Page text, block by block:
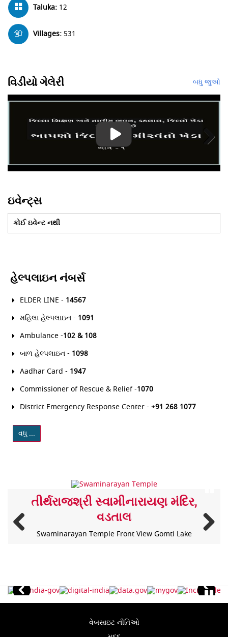
Taluka: 12
Villages: 531
વિડીયો ગેલેરી બધુ જુઓ
ઇવેન્ટ્સ
કોઈ ઇવેન્ટ નથી
હેલ્પલાઇન નંબર્સ
ELDER LINE - 14567
મહિલા હેલ્પલાઇન - 1091
Ambulance -102 & 108
બાળ હેલ્પલાઇન - 1098
Aadhar Card - 1947
Commissioner of Rescue & Relief -1070
District Emergency Response Center - +91 268 1077
વધુ ...
તીર્થરાજશ્રી સ્‍વામીનારાયણ મંદિર,
વડતાલ
Swaminarayan Temple Front View Gomti Lake
વેબસાઇટ નીતિઓ